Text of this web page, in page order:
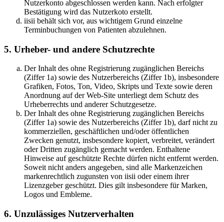
Nutzerkonto abgeschlossen werden kann. Nach erfolgter
Bestätigung wird das Nutzerkoto erstellt.
iisii behält sich vor, aus wichtigem Grund einzelne
Terminbuchungen von Patienten abzulehnen.
5. Urheber- und andere Schutzrechte
Der Inhalt des ohne Registrierung zugänglichen Bereichs
(Ziffer 1a) sowie des Nutzerbereichs (Ziffer 1b), insbesondere
Grafiken, Fotos, Ton, Video, Skripts und Texte sowie deren
Anordnung auf der Web-Site unterliegt dem Schutz des
Urheberrechts und anderer Schutzgesetze.
Der Inhalt des ohne Registrierung zugänglichen Bereichs
(Ziffer 1a) sowie des Nutzerbereichs (Ziffer 1b), darf nicht zu
kommerziellen, geschäftlichen und/oder öffentlichen
Zwecken genutzt, insbesondere kopiert, verbreitet, verändert
oder Dritten zugänglich gemacht werden. Enthaltene
Hinweise auf geschützte Rechte dürfen nicht entfernt werden.
Soweit nicht anders angegeben, sind alle Markenzeichen
markenrechtlich zugunsten von iisii oder einem ihrer
Lizenzgeber geschützt. Dies gilt insbesondere für Marken,
Logos und Embleme.
6. Unzulässiges Nutzerverhalten